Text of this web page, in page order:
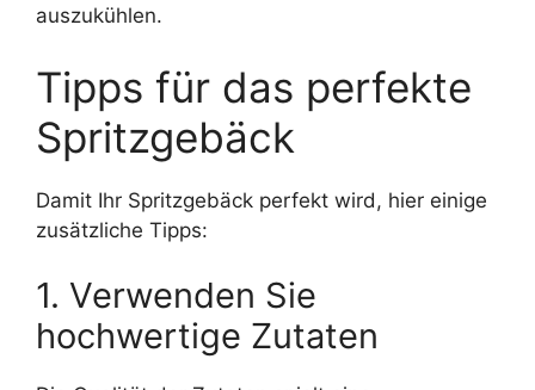
auszukühlen.
Tipps für das perfekte
Spritzgebäck
Damit Ihr Spritzgebäck perfekt wird, hier einige
zusätzliche Tipps:
1. Verwenden Sie
hochwertige Zutaten